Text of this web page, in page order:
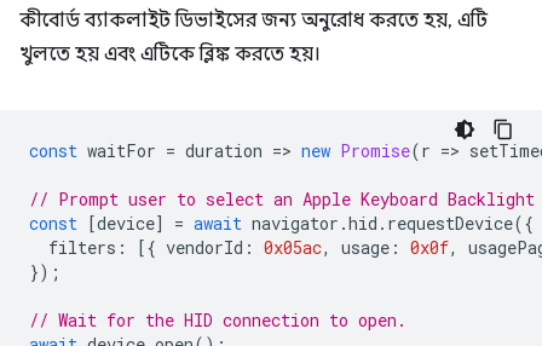
কীবোর্ড ব্যাকলাইট ডিভাইসের জন্য অনুরোধ করতে হয়, এটি
খুলতে হয় এবং এটিকে ব্লিঙ্ক করতে হয়।
const waitFor = duration => new Promise(r =>
// Prompt user to select an Apple Keyboard
const [device] = await navigator .hid . requestDevice({
filters : [{ vendorId : 0x05ac, usage : 0x0f,
});
// Wait for the HID connection to open.